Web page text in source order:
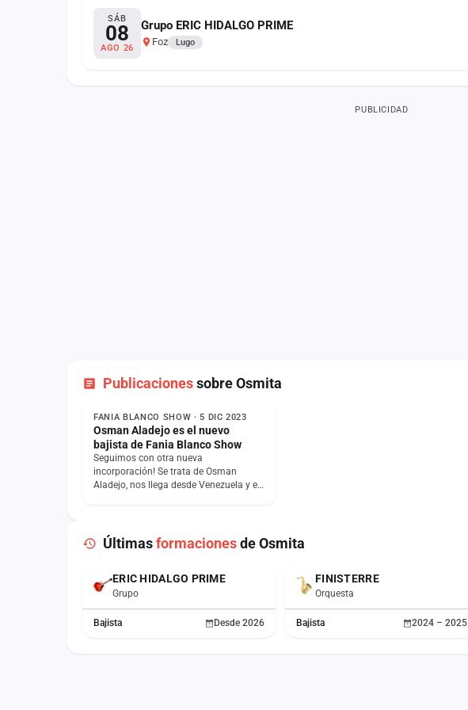
SÁB
08
AGO 26
Grupo ERIC HIDALGO PRIME
Foz Lugo
PUBLICIDAD
Publicacionessobre Osmita
NOTICIA
FANIA BLANCO SHOW · 5 DIC 2023
Osman Aladejo es el nuevo
bajista de Fania Blanco Show
Seguimos con otra nueva
incorporación! Se trata de Osman
Aladejo, nos llega desde Venezuela y es
Últimasformacionesde Osmita
ACTUALERIC HIDALGO PRIME
Grupo
Bajista Desde 2026
FINISTERRE
Orquesta
Bajista 2024 – 2025